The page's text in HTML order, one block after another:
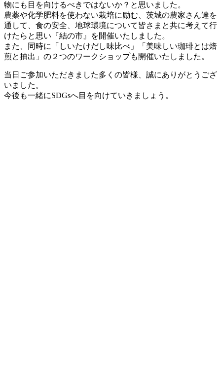
物にも目を向けるべきではないか？と思いました。
農薬や化学肥料を使わない栽培に励む、茨城の農家さん達を
通して、食の安全、地球環境について皆さまと共に考えて行
けたらと思い『結の市』を開催いたしました。
また、同時に「しいたけだし味比べ」「美味しい珈琲とは焙
煎と抽出」の２つのワークショップも開催いたしました。
当日ご参加いただきました多くの皆様、誠にありがとうござ
いました。
今後も一緒にSDGsへ目を向けていきましょう。